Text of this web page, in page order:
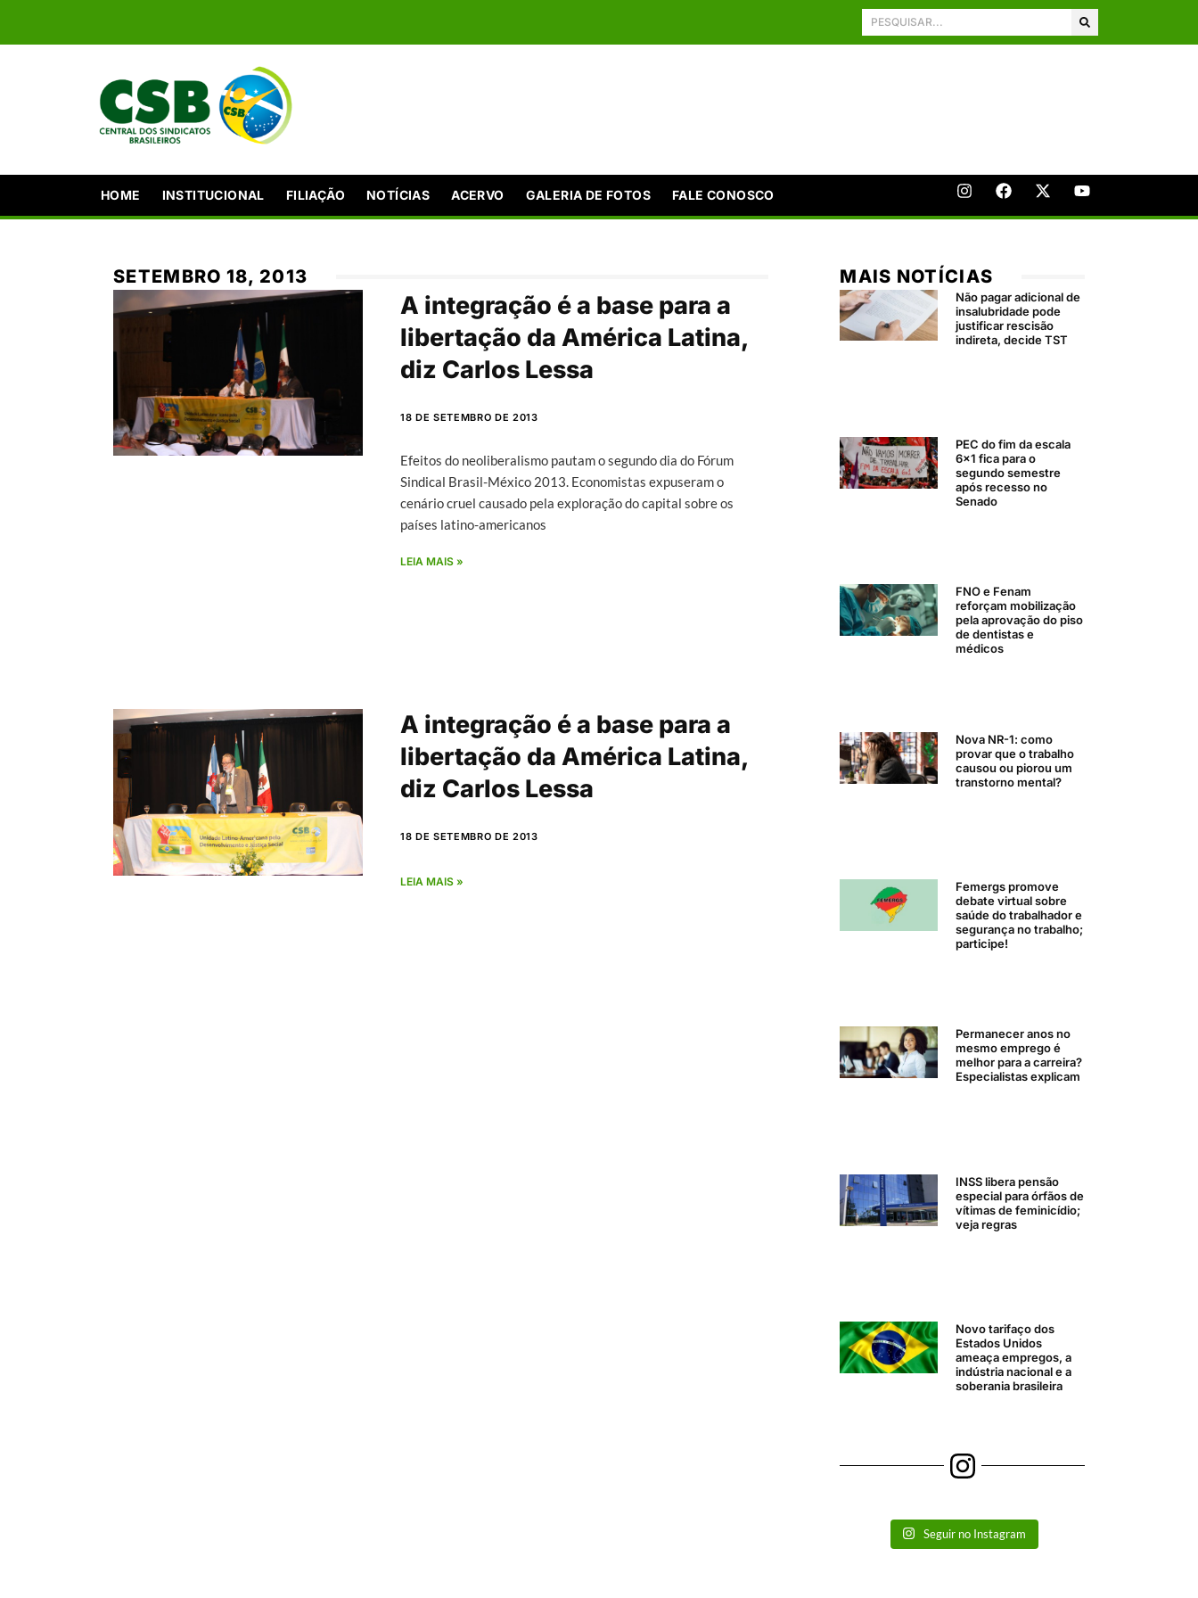
HOME INSTITUCIONAL FILIAÇÃO NOTÍCIAS ACERVO GALERIA DE FOTOS FALE CONOSCO
SETEMBRO 18, 2013
A integração é a base para a
libertação da América Latina,
diz Carlos Lessa
18 DE SETEMBRO DE 2013
Efeitos do neoliberalismo pautam o segundo dia do Fórum
Sindical Brasil-México 2013. Economistas expuseram o
cenário cruel causado pela exploração do capital sobre os
países latino-americanos
LEIA MAIS »
A integração é a base para a
libertação da América Latina,
diz Carlos Lessa
18 DE SETEMBRO DE 2013
LEIA MAIS »
MAIS NOTÍCIAS
Não pagar adicional de
insalubridade pode
justificar rescisão
indireta, decide TST
PEC do fim da escala
6×1 fica para o
segundo semestre
após recesso no
Senado
FNO e Fenam
reforçam mobilização
pela aprovação do piso
de dentistas e
médicos
Nova NR-1: como
provar que o trabalho
causou ou piorou um
transtorno mental?
Femergs promove
debate virtual sobre
saúde do trabalhador e
segurança no trabalho;
participe!
Permanecer anos no
mesmo emprego é
melhor para a carreira?
Especialistas explicam
INSS libera pensão
especial para órfãos de
vítimas de feminicídio;
veja regras
Novo tarifaço dos
Estados Unidos
ameaça empregos, a
indústria nacional e a
soberania brasileira
Seguir no Instagram